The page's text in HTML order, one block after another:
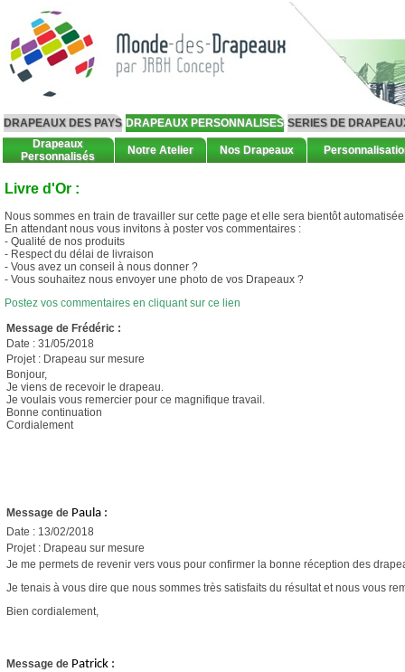
DRAPEAUX DES PAYS DRAPEAUX PERSONNALISES SERIES DE
Drapeaux
Personnalisés
Notre Atelier Nos Drapeaux
Livre d'Or :
Nous sommes en train de travailler sur cette page et elle sera bientôt
En attendant nous vous invitons à poster vos commentaires :
- Qualité de nos produits
- Respect du délai de livraison
- Vous avez un conseil à nous donner ?
- Vous souhaitez nous envoyer une photo de vos Drapeaux ?
Postez vos commentaires en cliquant sur ce lien
Message de Frédéric :
Date : 31/05/2018
Projet : Drapeau sur mesure
Bonjour,
Je viens de recevoir le drapeau.
Je voulais vous remercier pour ce magnifique travail.
Bonne continuation
Cordialement
Message de Paula :
Date : 13/02/2018
Projet : Drapeau sur mesure
Je me permets de revenir vers vous pour confirmer la bonne réception des
Je tenais à vous dire que nous sommes très satisfaits du résultat et nous vous
Bien cordialement,
Message de Patrick :